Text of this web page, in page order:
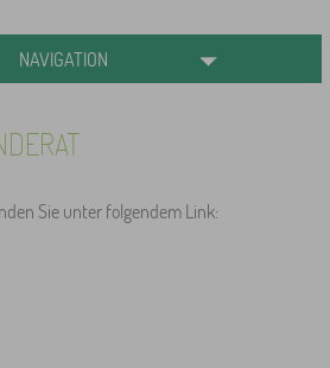
NAVIGATION
Sie unter folgendem Link: